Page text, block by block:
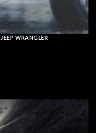
WRANGLER